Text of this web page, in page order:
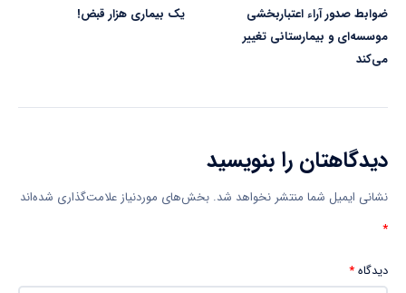
ضوابط صدور آراء اعتباربخشی
موسسه‌ای و بیمارستانی تغییر
می‌کند
یک بیماری هزار قبض!
دیدگاهتان را بنویسید
نشانی ایمیل شما منتشر نخواهد شد. بخش‌های موردنیاز علامت‌گذاری شده‌اند
*
دیدگاه*